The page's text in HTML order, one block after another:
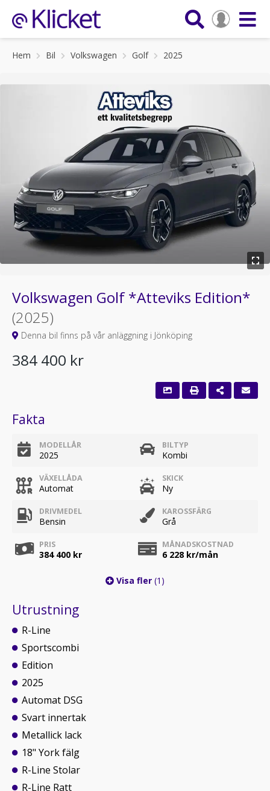
Hem Bil Volkswagen Golf 2025
Volkswagen Golf *Atteviks Edition*
(2025)
Denna bil finns på vår anläggning i Jönköping
384 400 kr
Fakta
MODELLÅR
2025
BILTYP
Kombi
VÄXELLÅDA
Automat
SKICK
Ny
DRIVMEDEL
Bensin
KAROSSFÄRG
Grå
PRIS
384 400 kr
MÅNADSKOSTNAD
6 228 kr/mån
Visa fler (1)
Utrustning
R-Line
Sportscombi
Edition
2025
Automat DSG
Svart innertak
Metallick lack
18" York fälg
R-Line Stolar
R-Line Ratt